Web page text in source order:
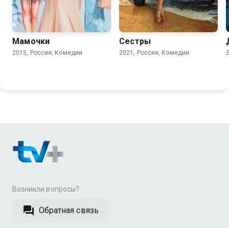
8.0 5.7
Мамочки
2015, Россия, Комедии
8.0 6.7
Сестры
2021, Россия, Комедии
Возникли вопросы?
Обратная связь